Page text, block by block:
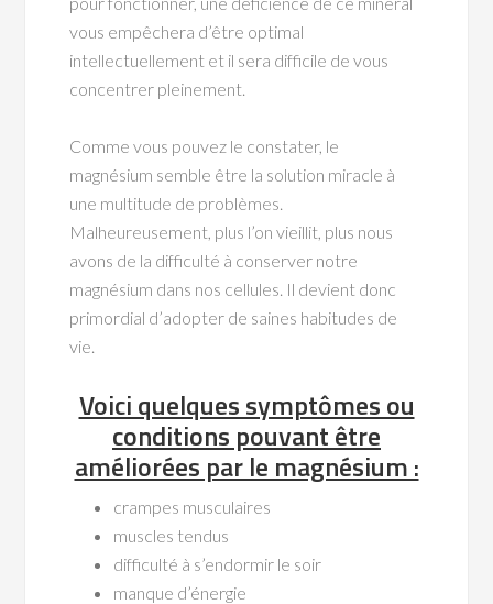
vous empêchera d’être optimal
intellectuellement et il sera difficile de vous
concentrer pleinement.
Comme vous pouvez le constater, le
magnésium semble être la solution miracle à
une multitude de problèmes.
Malheureusement, plus l’on vieillit, plus nous
avons de la difficulté à conserver notre
magnésium dans nos cellules. Il devient donc
primordial d’adopter de saines habitudes de
vie.
Voici quelques symptômes ou
conditions pouvant être
améliorées par le magnésium :
crampes musculaires
muscles tendus
difficulté à s’endormir le soir
manque d’énergie